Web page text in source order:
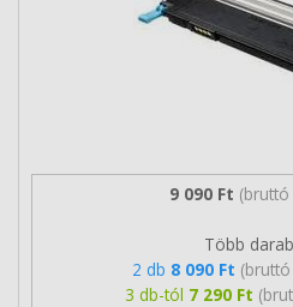
9 090 Ft (bruttó
Több
2 db 8 090 Ft
3 db-tól 7 290 Ft